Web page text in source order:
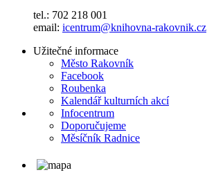
tel.: 702 218 001
email: icentrum@knihovna-rakovnik.cz
Užitečné informace
Město Rakovník
Facebook
Roubenka
Kalendář kulturních akcí
Infocentrum
Doporučujeme
Měsíčník Radnice